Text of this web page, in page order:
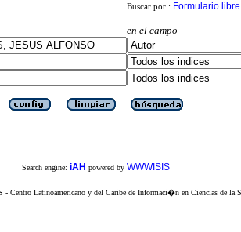
Buscar por : Formulario libre
en el campo
Search engine: iAH powered by WWWISIS
- Centro Latinoamericano y del Caribe de Informaci�n en Ciencias de la